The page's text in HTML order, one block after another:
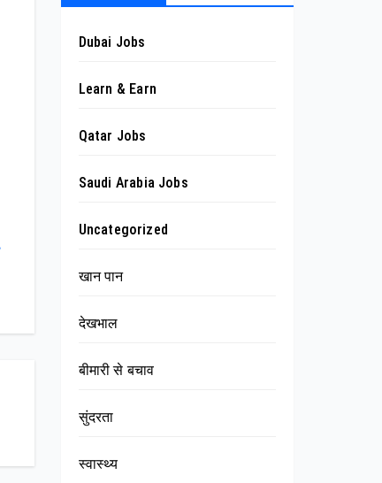
Dubai Jobs
Learn & Earn
Qatar Jobs
Saudi Arabia Jobs
Uncategorized
खान पान
देखभाल
बीमारी से बचाव
सुंदरता
स्वास्थ्य